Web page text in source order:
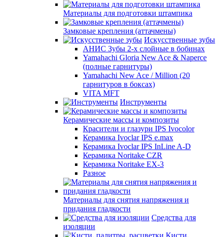
Материалы для подготовки штампика
Замковые крепления (аттачмены)
Искусственные зубы
АНИС Зубы 2-х слойные в бобинах
Yamahachi Gloria New Ace & Naperce
(полные гарнитуры)
Yamahachi New Ace / Million (20
гарнитуров в боксах)
VITA MFT
Инструменты
Керамические массы и композиты
Красители и глазури IPS Ivocolor
Керамика Ivoclar IPS e.max
Керамика Ivoclar IPS InLine A-D
Керамика Noritake CZR
Керамика Noritake EX-3
Разное
Материалы для снятия напряжения и
придания гладкости
Средства для
изоляции
Кисти,